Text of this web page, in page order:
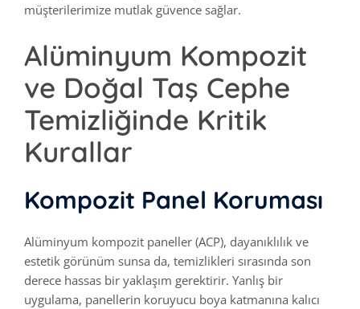
müşterilerimize mutlak güvence sağlar.
Alüminyum Kompozit
ve Doğal Taş Cephe
Temizliğinde Kritik
Kurallar
Kompozit Panel Koruması
Alüminyum kompozit paneller (ACP), dayanıklılık ve
estetik görünüm sunsa da, temizlikleri sırasında son
derece hassas bir yaklaşım gerektirir. Yanlış bir
uygulama, panellerin koruyucu boya katmanına kalıcı